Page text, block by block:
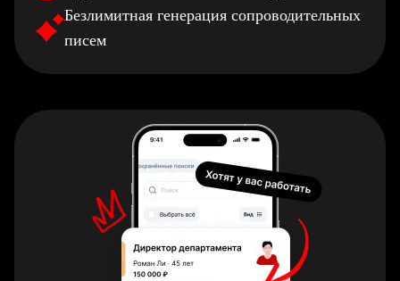
Безлимитная генерация сопроводительных
писем